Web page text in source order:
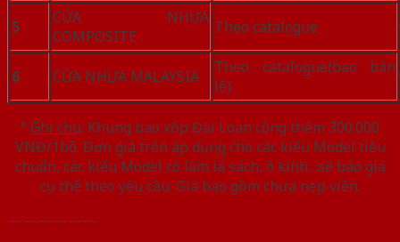
5
CỬA NHỰA
COMPOSITE
Theo catalogue
6 CỬA NHỰA MALAYSIA
Theo catalogue(bao bản
lề)
° Ghi chú: Khung bao xốp Đài Loan cộng thêm 300.000
VNĐ/1bộ. Đơn giá trên áp dụng cho các kiểu Model tiêu
chuẩn, các kiểu Model có làm lá sách, ô kính…sẽ báo giá
cụ thể theo yêu cầu. Giá bao gồm chưa nẹp viền.
——————